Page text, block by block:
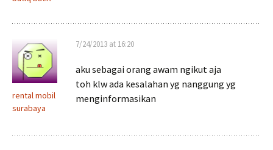
rental mobil
surabaya
7/24/2013 at 16:20
aku sebagai orang awam ngikut aja
toh klw ada kesalahan yg nanggung yg
menginformasikan